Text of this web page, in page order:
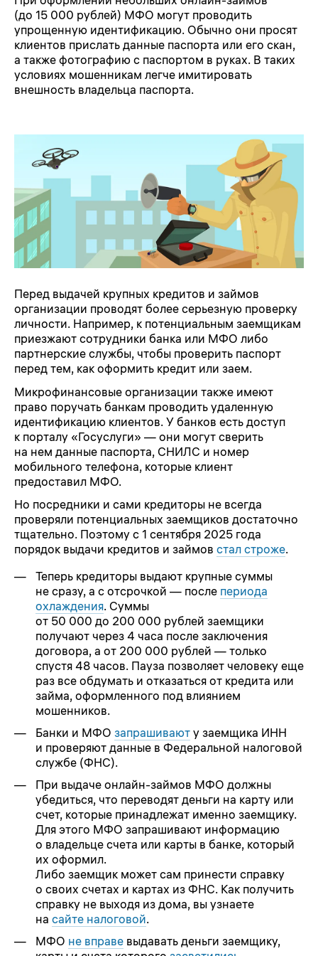
(до 15 000 рублей) МФО могут проводить
упрощенную идентификацию. Обычно они просят
клиентов прислать данные паспорта или его скан,
а также фотографию с паспортом в руках. В таких
условиях мошенникам легче имитировать
внешность владельца паспорта.
Перед выдачей крупных кредитов и займов
организации проводят более серьезную проверку
личности. Например, к потенциальным заемщикам
приезжают сотрудники банка или МФО либо
партнерские службы, чтобы проверить паспорт
перед тем, как оформить кредит или заем.
Микрофинансовые организации также имеют
право поручать банкам проводить удаленную
идентификацию клиентов. У банков есть доступ
к порталу «Госуслуги» — они могут сверить
на нем данные паспорта, СНИЛС и номер
мобильного телефона, которые клиент
предоставил МФО.
Но посредники и сами кредиторы не всегда
проверяли потенциальных заемщиков достаточно
тщательно. Поэтому с 1 сентября 2025 года
порядок выдачи кредитов и займов стал строже.
Теперь кредиторы выдают крупные суммы
не сразу, а с отсрочкой — после периода
охлаждения. Суммы
от 50 000 до 200 000 рублей заемщики
получают через 4 часа после заключения
договора, а от 200 000 рублей — только
спустя 48 часов. Пауза позволяет человеку еще
раз все обдумать и отказаться от кредита или
займа, оформленного под влиянием
мошенников.
Банки и МФО запрашивают у заемщика ИНН
и проверяют данные в Федеральной налоговой
службе (ФНС).
При выдаче онлайн-займов МФО должны
убедиться, что переводят деньги на карту или
счет, которые принадлежат именно заемщику.
Для этого МФО запрашивают информацию
о владельце счета или карты в банке, который
их оформил.
Либо заемщик может сам принести справку
о своих счетах и картах из ФНС. Как получить
справку не выходя из дома, вы узнаете
на сайте налоговой.
МФО не вправе выдавать деньги заемщику,